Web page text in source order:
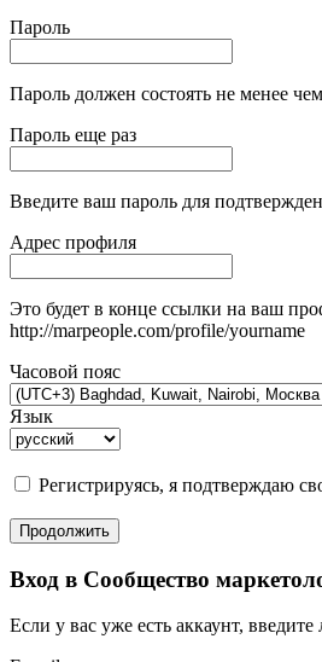
Пароль
Пароль должен состоять не менее
Пароль еще раз
Введите ваш пароль для
Адрес профиля
Это будет в конце ссылки на ваш
http://marpeople.com/profile/yourname
Часовой пояс
Язык
Регистрируясь, я подтверждаю
Продолжить
Вход в Сообщество
Если у вас уже есть аккаунт,